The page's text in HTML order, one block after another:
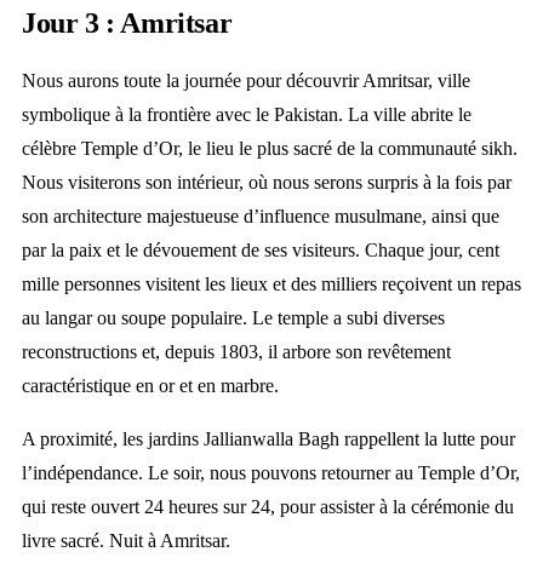
Jour 3 : Amritsar
Nous aurons toute la journée pour découvrir Amritsar, ville
symbolique à la frontière avec le Pakistan. La ville abrite le
célèbre Temple d’Or, le lieu le plus sacré de la communauté sikh.
Nous visiterons son intérieur, où nous serons surpris à la fois par
son architecture majestueuse d’influence musulmane, ainsi que
par la paix et le dévouement de ses visiteurs. Chaque jour, cent
mille personnes visitent les lieux et des milliers reçoivent un repas
au langar ou soupe populaire. Le temple a subi diverses
reconstructions et, depuis 1803, il arbore son revêtement
caractéristique en or et en marbre.
A proximité, les jardins Jallianwalla Bagh rappellent la lutte pour
l’indépendance. Le soir, nous pouvons retourner au Temple d’Or,
qui reste ouvert 24 heures sur 24, pour assister à la cérémonie du
livre sacré. Nuit à Amritsar.